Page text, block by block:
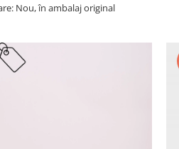
Nou, în ambalaj original